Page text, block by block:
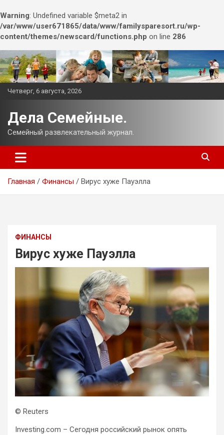
Warning: Undefined variable $meta2 in
/var/www/user671865/data/www/familysparesort.ru/wp-
content/themes/newscard/functions.php on line 286
Перейти
к
содержимому
Четверг, 6 августа, 2026
Дела Семейные.
Семейный развлекательный журнал.
Главная Финансы Вирус хуже Пауэлла
ФИНАНСЫ
Вирус хуже Пауэлла
© Reuters
Investing.com – Сегодня российский рынок опять